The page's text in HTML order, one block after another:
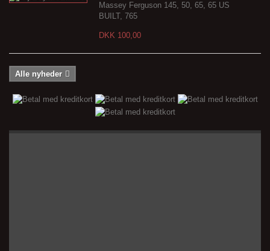
Massey Ferguson 145, 50, 65, 65 US
BUILT, 765
DKK 100,00
Alle nyheder